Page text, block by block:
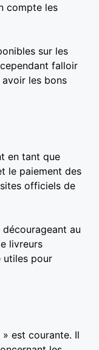
compte les
sur les
falloir
les bons
en tant que
le paiement des
officiels de
au
livreurs
utiles pour
» est courante. Il